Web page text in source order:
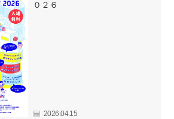
０２６
2026.04.15